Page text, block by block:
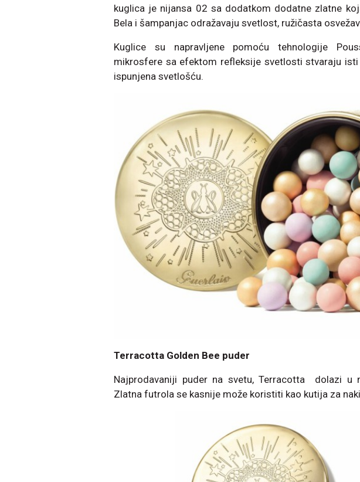
kuglica je nijansa 02 sa dodatkom dodatne zlatne
Bela i šampanjac odražavaju svetlost, ružičasta
Kuglice su napravljene pomoću tehnologije
mikrosfere sa efektom refleksije svetlosti stvaraju
ispunjena svetlošću.
Terracotta Golden Bee puder
Najprodavaniji puder na svetu, Terracotta dolazi u
Zlatna futrola se kasnije može koristiti kao kutija za